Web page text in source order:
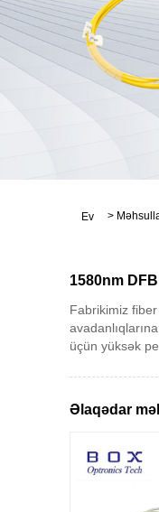
Ev >
1580nm
Fabrikimiz
üçün yüksək
Əlaqədar